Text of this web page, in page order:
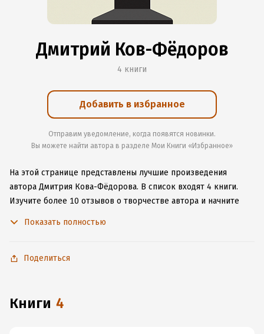
Дмитрий Ков-Фёдоров
4 книги
Добавить в избранное
Отправим уведомление, когда появятся новинки.
Вы можете найти автора в разделе Мои Книги «Избранное»
На этой странице представлены лучшие произведения
автора Дмитрия Кова-Фёдорова. В список входят 4 книги.
Изучите более 10 отзывов о творчестве автора и начните
произведениями даже без подключения к интернету.
Показать полностью
Поделиться
книги 4